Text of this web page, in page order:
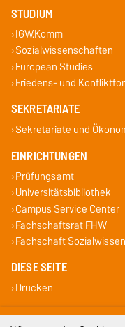
STUDIUM
IGW.Komm
Sozialwissenschaften
European Studies
Friedens- und
SEKRETARIATE
Sekretariate und
EINRICHTUNGEN
Prüfungsamt
Universitätsbibliothek
Campus Service Center
Fachschaftsrat FHW
Fachschaft
DIESE SEITE
Drucken